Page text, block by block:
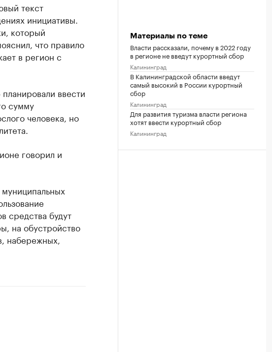
текст
инициативы.
который
что правило
в регион с
ввести
сумму
человека, но
говорил и
средства будут
на обустройство
набережных,
Материалы по теме
Власти рассказали, почему в 2022 году
в регионе не введут курортный сбор
Калининград
В Калининградской области введут
самый высокий в России курортный
сбор
Калининград
Для развития туризма власти региона
хотят ввести курортный сбор
Калининград